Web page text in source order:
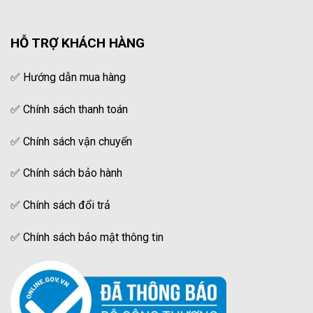
HỖ TRỢ KHÁCH HÀNG
✅ Hướng dẫn mua hàng
✅ Chính sách thanh toán
✅ Chính sách vận chuyển
✅ Chính sách bảo hành
✅ Chính sách đổi trả
✅ Chính sách bảo mật thông tin